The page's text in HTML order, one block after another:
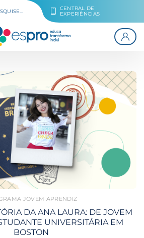
CENTRAL DE
EXPERIÊNCIAS
JOVEM APRENDIZ
DA ANA LAURA: DE JOVEM
UNIVERSITÁRIA EM
BOSTON